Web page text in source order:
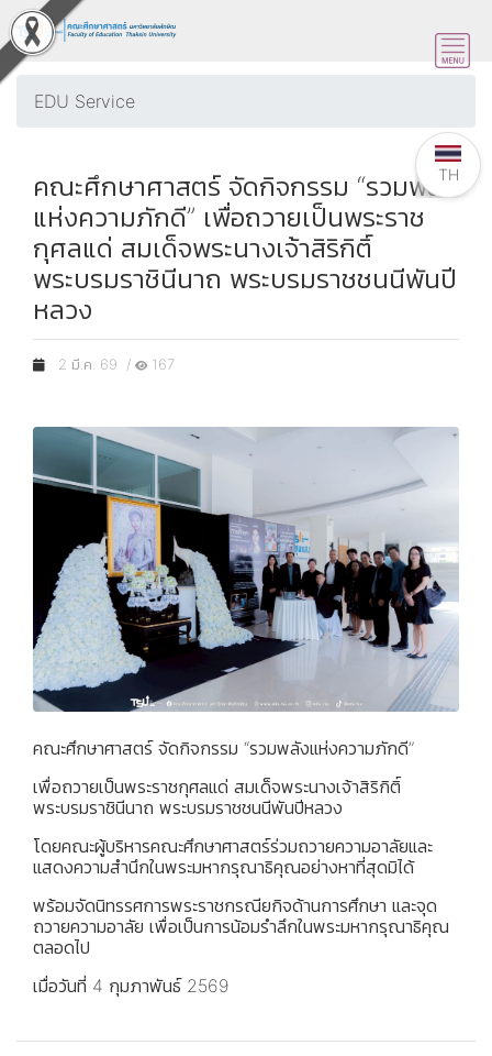
EDU Service
คณะศึกษาศาสตร์ จัดกิจกรรม “รวมพลัง
แห่งความภักดี” เพื่อถวายเป็นพระราช
กุศลแด่ สมเด็จพระนางเจ้าสิริกิติ์
พระบรมราชินีนาถ พระบรมราชชนนีพันปี
หลวง
2 มี.ค. 69 / 167
คณะศึกษาศาสตร์ จัดกิจกรรม “รวมพลังแห่งความภักดี”
เพื่อถวายเป็นพระราชกุศลแด่ สมเด็จพระนางเจ้าสิริกิติ์
พระบรมราชินีนาถ พระบรมราชชนนีพันปีหลวง
โดยคณะผู้บริหารคณะศึกษาศาสตร์ร่วมถวายความอาลัยและ
แสดงความสำนึกในพระมหากรุณาธิคุณอย่างหาที่สุดมิได้
พร้อมจัดนิทรรศการพระราชกรณียกิจด้านการศึกษา และจุด
ถวายความอาลัย เพื่อเป็นการน้อมรำลึกในพระมหากรุณาธิคุณ
ตลอดไป
เมื่อวันที่ 4 กุมภาพันธ์ 2569
TH